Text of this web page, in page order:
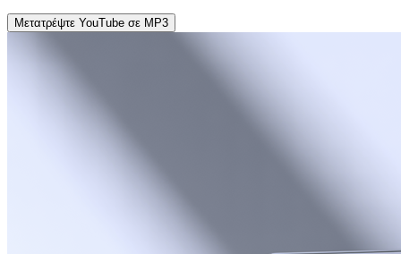
Μετατρέψτε YouTube σε MP3